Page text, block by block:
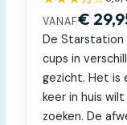
VANAF€
De
cups in
gezicht. Het is
keer in huis
zoeken. De